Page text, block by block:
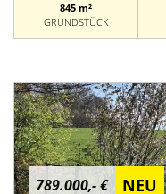
845 m²
GRUNDSTÜCK
789.000,- € NEU